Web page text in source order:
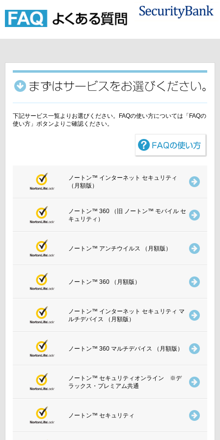
下記サービス一覧よりお選びください。FAQの使い方については「FAQの
使い方」ボタンよりご確認ください。
ノートン™ インターネット セキュリティ
（月額版）
ノートン™ 360 （旧 ノートン™ モバイル セ
キュリティ）
ノートン™ アンチウイルス （月額版）
ノートン™ 360 （月額版）
ノートン™ インターネット セキュリティ マ
ルチデバイス （月額版）
ノートン™ 360 マルチデバイス （月額版）
ノートン™ セキュリティオンライン ※デ
ラックス・プレミアム共通
ノートン™ セキュリティ